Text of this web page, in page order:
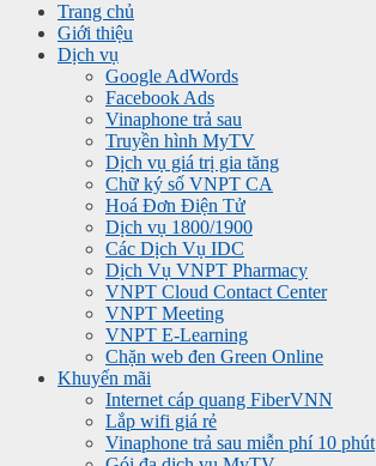
Trang chủ
Giới thiệu
Dịch vụ
Google AdWords
Facebook Ads
Vinaphone trả sau
Truyền hình MyTV
Dịch vụ giá trị gia tăng
Chữ ký số VNPT CA
Hoá Đơn Điện Tử
Dịch vụ 1800/1900
Các Dịch Vụ IDC
Dịch Vụ VNPT Pharmacy
VNPT Cloud Contact Center
VNPT Meeting
VNPT E-Learning
Chặn web đen Green Online
Khuyến mãi
Internet cáp quang FiberVNN
Lắp wifi giá rẻ
Vinaphone trả sau miễn phí 10 phút